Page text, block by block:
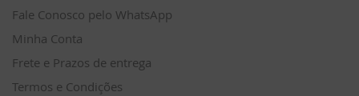
Fale Conosco pelo WhatsApp
Minha Conta
Frete e Prazos de entrega
Termos e Condições